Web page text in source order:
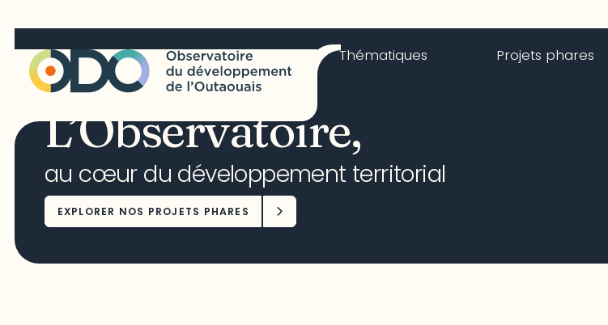
Thématiques Projets phares
L’Observatoire,
au cœur du développement territorial
EXPLORER NOS PROJETS PHARES